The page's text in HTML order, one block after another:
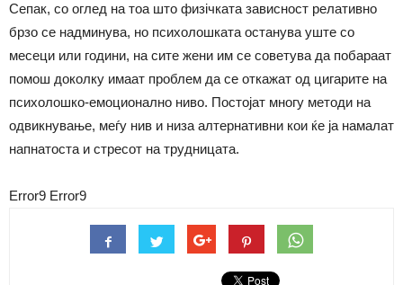
Сепак, со оглед на тоа што физiчката зависност релативно
брзо се надминува, но психолошката останува уште со
месеци или години, на сите жени им се советува да побараат
помош доколку имаат проблем да се откажат од цигарите на
психолошко-емоционално ниво. Постојат многу методи на
одвикнување, меѓу нив и низа алтернативни кои ќе ја намалат
напнатоста и стресот на трудницата.
Error9 Error9